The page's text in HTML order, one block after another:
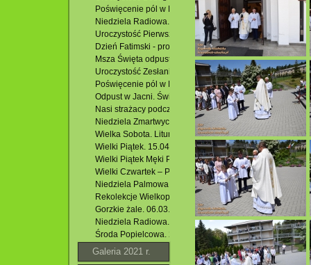
Poświęcenie pól w Hutkach. 29.05.2022 r.
Niedziela Radiowa. I Niedziela Wielkiego Postu.
Uroczystość Pierwszej Komunii Świętej. 22.05.2022 r.
Dzień Fatimski - procesja wokół kościoła. 13.05.2022 r.
Msza Święta odpustowa w Potoczku. 08.05.2022 r.
Uroczystość Zesłania Ducha Świętego. Odpust.
Poświęcenie pól w Podzamku i Msza Święta. 01.05.2022
Odpust w Jacni. Święto Miłosierdzia Bożego.
Nasi strażacy podczas Triduum Paschalnego.
Niedziela Zmartwychwstania. Rezurekcja. 17.04.2022 r.
Wielka Sobota. Liturgia Wieczerzy Paschalnej.
Wielki Piątek. 15.04.2022 r.
Wielki Piątek Męki Pańskiej. 15.04.2022 r.
Wielki Czwartek – Pamiątka Ostatniej Wieczerzy.
Niedziela Palmowa. 10.04.2022 r.
Rekolekcje Wielkopostne 2022.
Gorzkie żale. 06.03.2022 r.
Niedziela Radiowa. I Niedziela Wielkiego Postu.
Środa Popielcowa. 2022 r.
Galeria 2021 r.